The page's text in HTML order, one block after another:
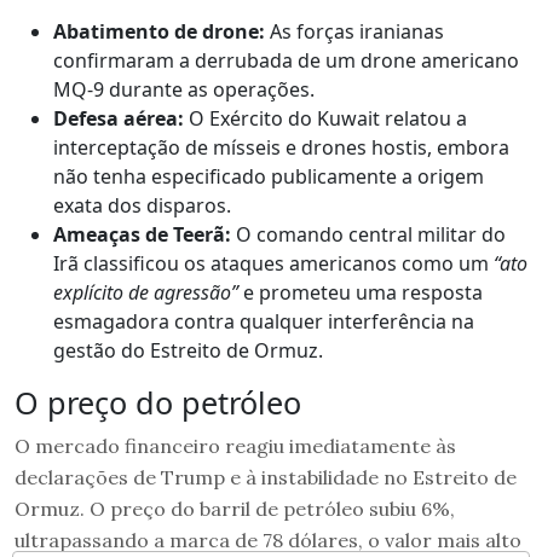
Abatimento de drone: As forças iranianas
confirmaram a derrubada de um drone americano
MQ-9 durante as operações.
Defesa aérea: O Exército do Kuwait relatou a
interceptação de mísseis e drones hostis, embora
não tenha especificado publicamente a origem
exata dos disparos.
Ameaças de Teerã: O comando central militar do
Irã classificou os ataques americanos como um “ato
explícito de agressão”e prometeu uma resposta
esmagadora contra qualquer interferência na
gestão do Estreito de Ormuz.
O preço do petróleo
O mercado financeiro reagiu imediatamente às
declarações de Trump e à instabilidade no Estreito de
Ormuz. O preço do barril de petróleo subiu 6%,
ultrapassando a marca de 78 dólares, o valor mais alto